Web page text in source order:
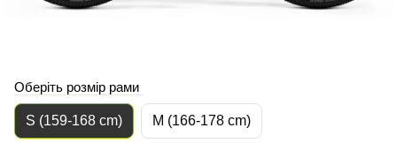
Оберіть розмір рами
S (159-168 cm) M (166-178 cm)